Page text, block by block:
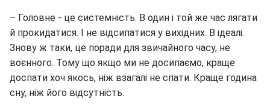
– Головне - це системність. В один і той же час лягати
й прокидатися. І не відсипатися у вихідних. В ідеалі.
Знову ж таки, це поради для звичайного часу, не
воєнного. Тому що якщо ми не досипаємо, краще
доспати хоч якось, ніж взагалі не спати. Краще година
сну, ніж його відсутність.